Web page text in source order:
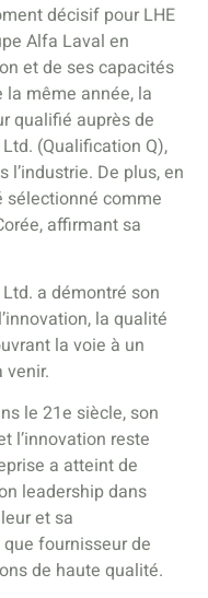
décisif pour LHE
Alfa Laval en
et de ses capacités
la même année, la
qualifié auprès de
(Qualification Q),
De plus, en
sélectionné comme
affirmant sa
a démontré son
la qualité
la voie à un
venir.
le 21e siècle, son
l’innovation reste
a atteint de
leadership dans
et sa
fournisseur de
de haute qualité.